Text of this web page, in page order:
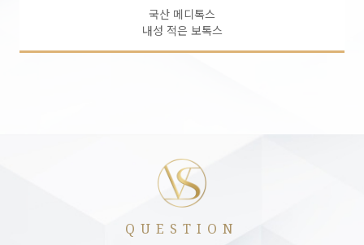
국산 메디톡스
내성 적은 보톡스
QUESTION